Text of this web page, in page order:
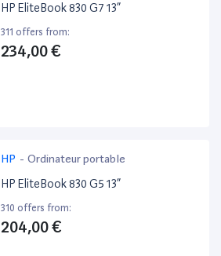
HP EliteBook 830 G7 13”
311 offers from:
234,00 €
HP - Ordinateur portable
HP EliteBook 830 G5 13”
310 offers from:
204,00 €